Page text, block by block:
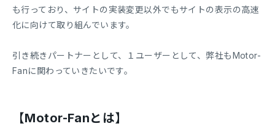
も行っており、サイトの実装変更以外でもサイトの表示の高速
化に向けて取り組んでいます。
引き続きパートナーとして、１ユーザーとして、弊社もMotor-
Fanに関わっていきたいです。
【Motor-Fanとは】